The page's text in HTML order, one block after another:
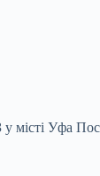
місті Уфа